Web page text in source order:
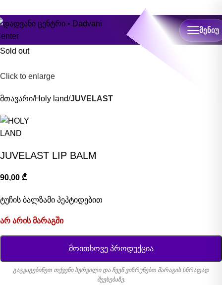
ონლაინ ჩაწერა
ᲛᲔᲜᲘᲣ
Sold out
Click to enlarge
მთავარი Holy land JUVELAST
JUVELAST LIP BALM
90,00 ₾
ტუჩის ბალზამი პეპტიდებით
არ არის მარაგში
მოითხოვე პროდუქცია
გაგვაგებინეთ თქვენი სურვილი და ჩვენ ვიზრუნებთ მარაგის სწრაფად
შევსებაზე.